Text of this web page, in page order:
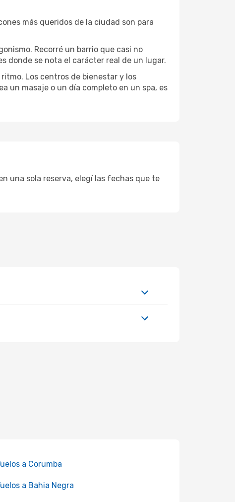
más queridos de la ciudad son para
Recorré un barrio que casi no
donde se nota el carácter real de un lugar.
Los centros de bienestar y los
un masaje o un día completo en un spa, es
una sola reserva, elegí las fechas que te
a Corumba
a Bahia Negra